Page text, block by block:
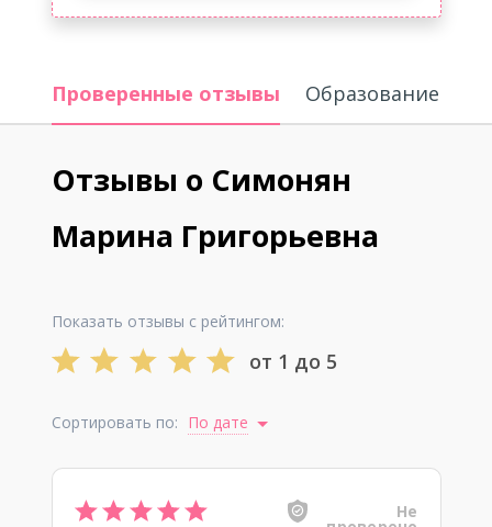
Проверенные отзывы Образование
Отзывы о Симонян
Марина Григорьевна
Показать отзывы с рейтингом:
от 1 до 5
Сортировать по: По дате
Не